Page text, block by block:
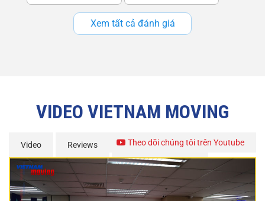
Xem tất cả đánh giá
VIDEO VIETNAM MOVING
Video Reviews Chuyến Xe Từ Thiện
Theo dõi chúng tôi trên Youtube